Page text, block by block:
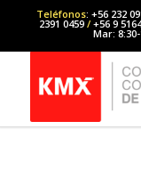
Teléfonos: +56 232
2391 0459 /+56 9
Mar: